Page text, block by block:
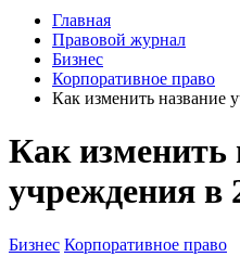
Главная
Правовой журнал
Бизнес
Корпоративное право
Как изменить название
Как изменить
учреждения в
Бизнес Корпоративное право